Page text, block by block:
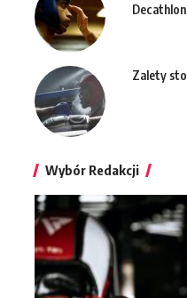
Zalety
Wybór Redakcji